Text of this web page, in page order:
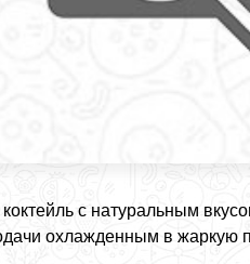
с натуральным
охлажденным в жаркую